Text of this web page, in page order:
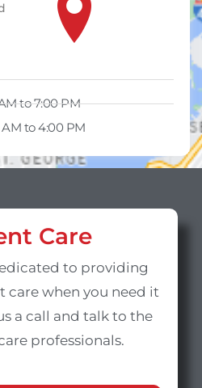
to 7:00 PM
AM to 4:00 PM
Care
to providing
care when you need it
a call and talk to the
professionals.